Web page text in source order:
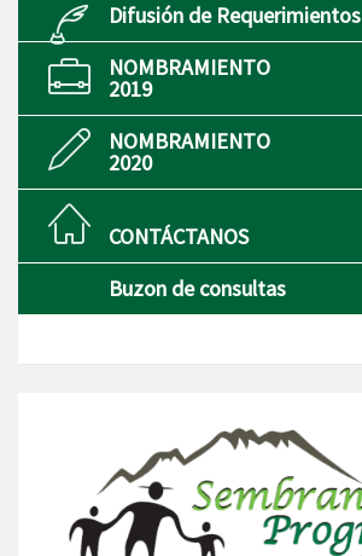
Difusión de Requerimientos
NOMBRAMIENTO
2019
NOMBRAMIENTO
2020
CONTÁCTANOS
Buzon de consultas